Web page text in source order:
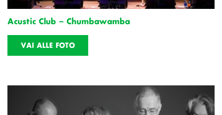
Acustic Club – Chumbawamba
VAI ALLE FOTO